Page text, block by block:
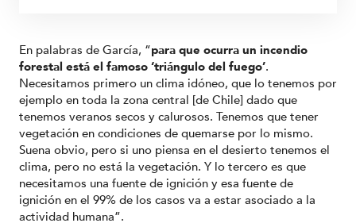
En palabras de García, “para que ocurra un incendio
forestal está el famoso ‘triángulo del fuego’.
Necesitamos primero un clima idóneo, que lo tenemos por
ejemplo en toda la zona central [de Chile] dado que
tenemos veranos secos y calurosos. Tenemos que tener
vegetación en condiciones de quemarse por lo mismo.
Suena obvio, pero si uno piensa en el desierto tenemos el
clima, pero no está la vegetación. Y lo tercero es que
necesitamos una fuente de ignición y esa fuente de
ignición en el 99% de los casos va a estar asociado a la
actividad humana”.